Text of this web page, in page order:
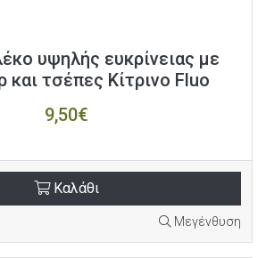
υψηλής ευκρίνειας με
και τσέπες Κίτρινο Fluo
9,50€
Καλάθι
Μεγένθυση